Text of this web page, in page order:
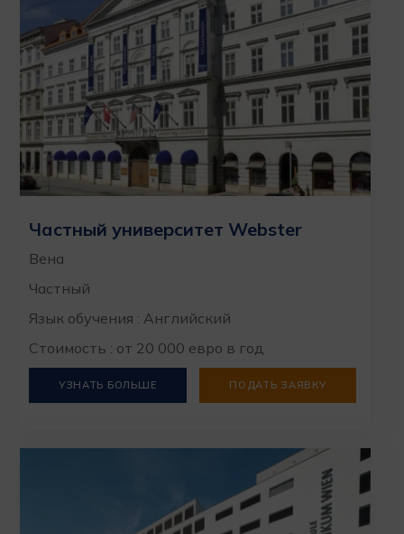
Частный университет Webster
Вена
Частный
Язык обучения : Английский
Стоимость : от 20 000 евро в год
УЗНАТЬ БОЛЬШЕ ПОДАТЬ ЗАЯВКУ